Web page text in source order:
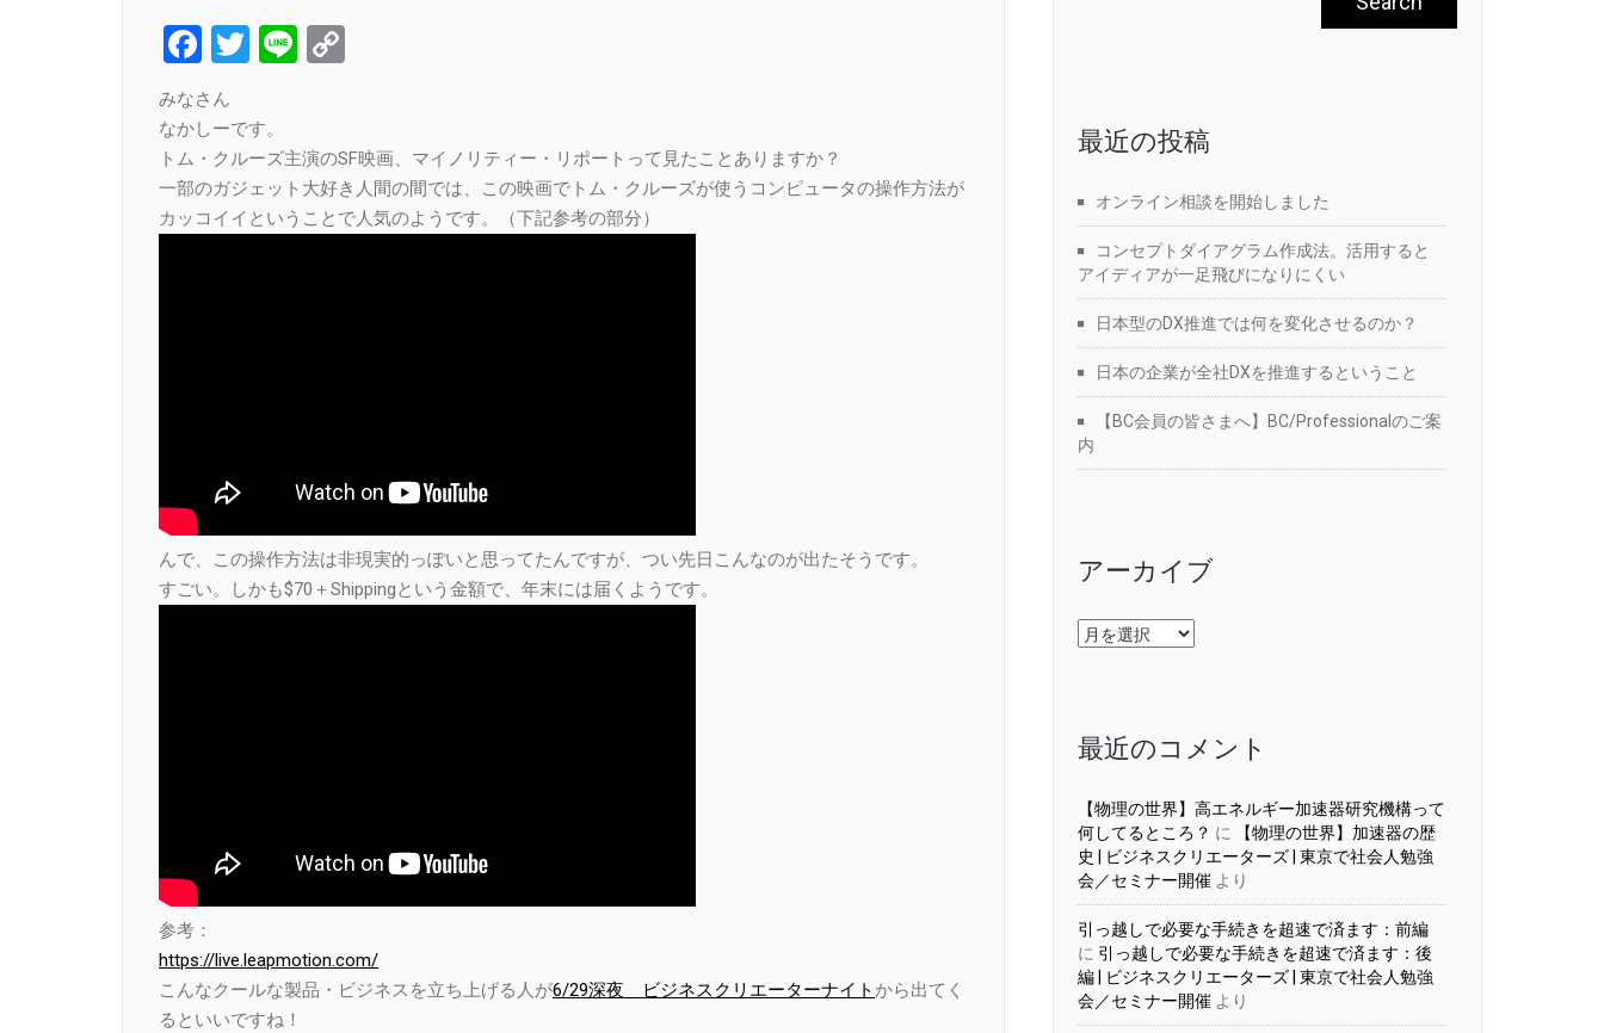
Facebook
Twitter
Line
みなさん
なかしーです。
トム・クルーズ主演のSF映画、マイノリティー・リポートって見たことありますか？
一部のガジェット大好き人間の間では、この映画でトム・クルーズが使うコンピュータの操作方法が
カッコイイということで人気のようです。（下記参考の部分）
んで、この操作方法は非現実的っぽいと思ってたんですが、つい先日こんなのが出たそうです。
すごい。しかも$70＋Shippingという金額で、年末には届くようです。
参考：
https://live.leapmotion.com/
こんなクールな製品・ビジネスを立ち上げる人が6/29深夜 ビジネスクリエーターナイト から出てく
るといいですね！
最近の投稿
オンライン相談を開始しました
コンセプトダイアグラム作成法。活用すると
アイディアが一足飛びになりにくい
日本型のDX推進では何を変化させるのか？
日本の企業が全社DXを推進するということ
【BC会員の皆さまへ】BC/Professionalのご案
内
アーカイブ
ア
ー
最近のコメント
【物理の世界】高エネルギー加速器研究機構って
何してるところ？ に
【物理の世界】加速器の歴
史 | ビジネスクリエーターズ | 東京で社会人勉強
会／セミナー開催 より
引っ越しで必要な手続きを超速で済ます：前編
に 引っ越しで必要な手続きを超速で済ます：後
編 | ビジネスクリエーターズ | 東京で社会人勉強
会／セミナー開催 より